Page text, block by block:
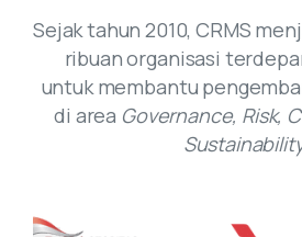
Sejak tahun 2010, CRMS
ribuan organisasi
untuk membantu
di area Governance, Risk,